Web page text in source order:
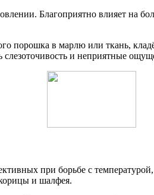
Благоприятно влияет на
порошка в марлю или ткань,
и неприятные
при борьбе с
и шалфея.